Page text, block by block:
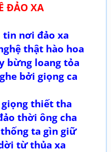
ĐẢO XA
tin nơi đảo xa
thật hào hoa
bừng loang tỏa
bởi giọng ca
thiết tha
thời ông cha
ta gìn giữ
từ thủa xa